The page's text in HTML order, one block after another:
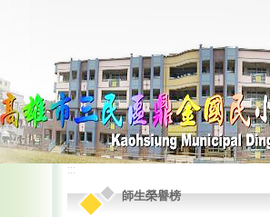
:::
師生榮譽榜